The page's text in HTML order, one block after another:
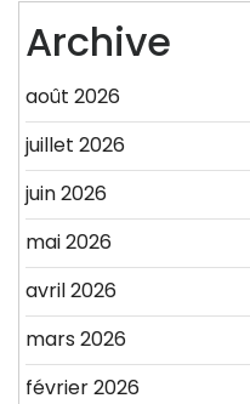
Archive
août 2026
juillet 2026
juin 2026
mai 2026
avril 2026
mars 2026
février 2026